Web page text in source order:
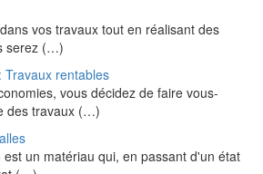
vos travaux tout en réalisant des
serez (…)
Travaux rentables
vous décidez de faire vous-
des travaux (…)
un matériau qui, en passant d'un état